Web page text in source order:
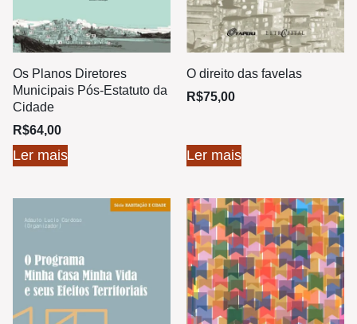
Os Planos Diretores
Municipais Pós-Estatuto da
Cidade
R$64,00
Ler mais
O direito das favelas
R$75,00
Ler mais